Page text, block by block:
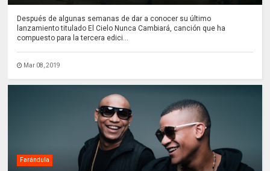
Después de algunas semanas de dar a conocer su último
lanzamiento titulado El Cielo Nunca Cambiará, canción que ha
compuesto para la tercera edici...
Mar 08, 2019
Farándula